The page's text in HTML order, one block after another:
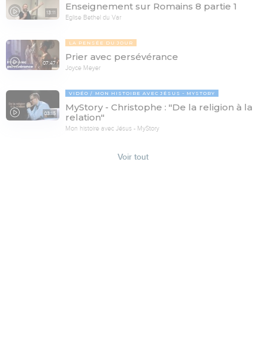
13:11
Enseignement sur Romains 8 partie 1
Eglise Bethel du Var
07:47
LA PENSÉE DU JOUR
Prier avec persévérance
Joyce Meyer
03:15
VIDÉO MON HISTOIRE AVEC JÉSUS - MYSTORY
MyStory - Christophe : "De la religion à la
relation"
Mon histoire avec Jésus - MyStory
Voir tout